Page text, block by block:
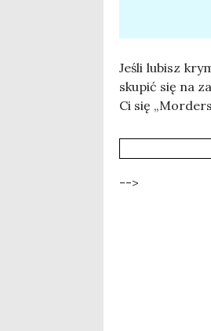
Jeśli lubisz
sku­pić się na
Ci się
-->